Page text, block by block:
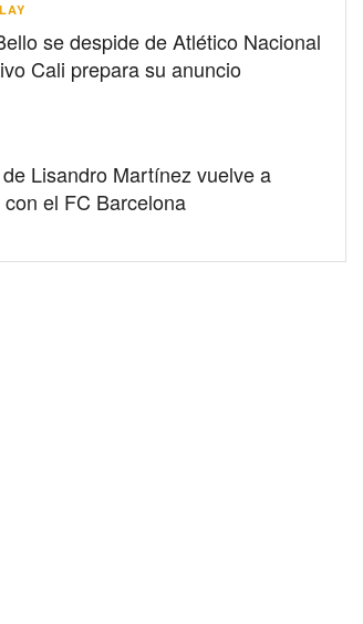
se despide de Atlético Nacional
Cali prepara su anuncio
Lisandro Martínez vuelve a
el FC Barcelona